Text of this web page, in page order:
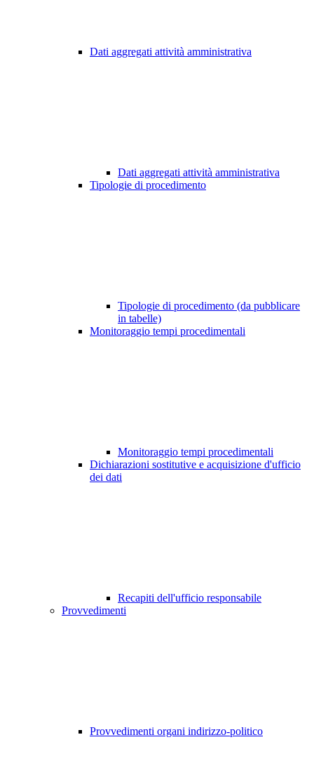
Dati aggregati attività amministrativa
Dati aggregati attività amministrativa
Tipologie di procedimento
Tipologie di procedimento (da pubblicare
in tabelle)
Monitoraggio tempi procedimentali
Monitoraggio tempi procedimentali
Dichiarazioni sostitutive e acquisizione d'ufficio
dei dati
Recapiti dell'ufficio responsabile
Provvedimenti
Provvedimenti organi indirizzo-politico